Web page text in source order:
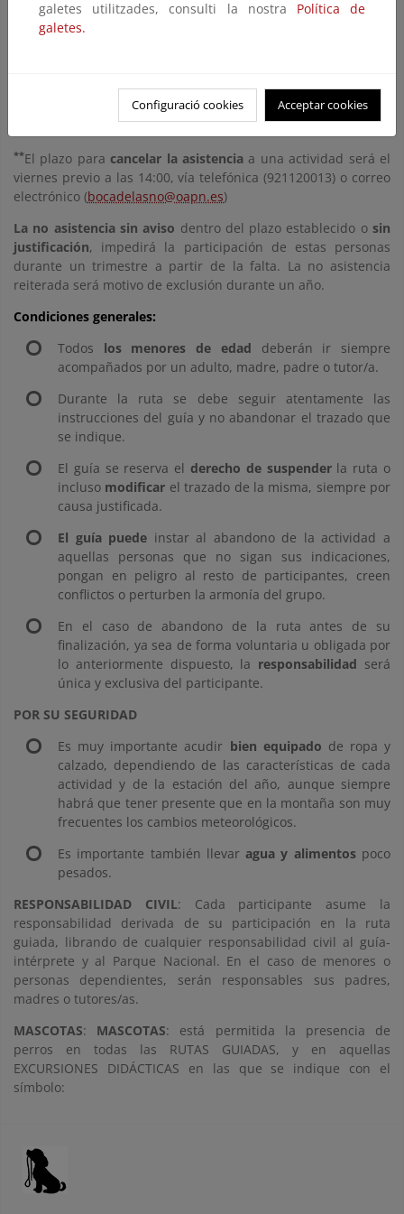
ellas es necesario reservar plaza utilizando la
Reservas de Parques Nacionales
inscripciónpara cada actividad se abre el lunes
anterior a la fecha de realización de cada una de ellas.
Instrucciones para la reserva de plazas.
**El plazo para cancelar la asistencia a una actividad será el
viernes previo a las 14:00, vía telefónica (921120013) o correo
electrónico (bocadelasno@oapn.es)
La no asistencia sin aviso dentro del plazo establecido osin
justificación, impedirá la participación de estas personas
durante un trimestre a partir de la falta. La no asistencia
reiterada será motivo de exclusión durante un año.
Condiciones generales:
Todos los menores de edad deberán ir siempre
acompañados por un adulto, madre, padre o tutor/a.
Durante la ruta se debe seguir atentamente las
instrucciones del guía y no abandonar el trazado que
se indique.
El guía se reserva el derecho de suspenderla ruta o
incluso modificar el trazado de la misma, siempre por
causa justificada.
El guía puede instar al abandono de la actividad a
aquellas personas que no sigan sus indicaciones,
pongan en peligro al resto de participantes, creen
conflictos o perturben la armonía del grupo.
En el caso de abandono de la ruta antes de su
finalización, ya sea de forma voluntaria u obligada por
lo anteriormente dispuesto, la responsabilidad será
única y exclusiva del participante.
POR SU SEGURIDAD
Es muy importante acudir bien equipado de ropa y
calzado, dependiendo de las características de cada
actividad y de la estación del año, aunque siempre
habrá que tener presente que en la montaña son muy
frecuentes los cambios meteorológicos.
Es importante también llevaragua y alimentospoco
pesados.
RESPONSABILIDAD CIVIL: Cada participante asume la
responsabilidad derivada de su participación en la ruta
guiada, librando de cualquier responsabilidad civil al guía-
intérprete y al Parque Nacional. En el caso de menores o
personas dependientes, serán responsables sus padres,
madres o tutores/as.
MASCOTAS: MASCOTAS: está permitida la presencia de
perros en todas las RUTAS GUIADAS, y en aquellas
EXCURSIONES DIDÁCTICAS en las que se indique con el
símbolo:
galetes utilitzades, consulti la nostra Política de
galetes.
Configuració cookies Acceptar cookies